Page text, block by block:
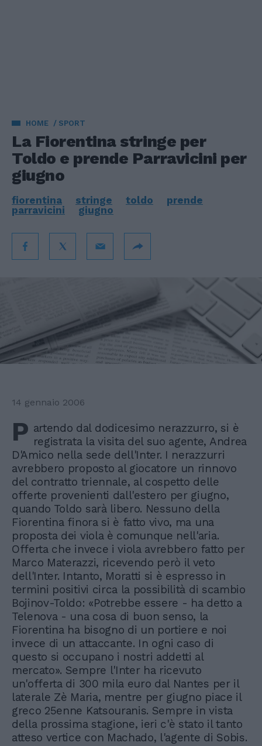
HOME SPORT
La Fiorentina stringe per
Toldo e prende Parravicini per
giugno
fiorentina stringe toldo
prende
parravicini
giugno
14 gennaio 2006
P artendo dal dodicesimo nerazzurro, si è
registrata la visita del suo agente, Andrea
D'Amico nella sede dell'Inter. I nerazzurri
avrebbero proposto al giocatore un rinnovo
del contratto triennale, al cospetto delle
offerte provenienti dall'estero per giugno,
quando Toldo sarà libero. Nessuno della
Fiorentina finora si è fatto vivo, ma una
proposta dei viola è comunque nell'aria.
Offerta che invece i viola avrebbero fatto per
Marco Materazzi, ricevendo però il veto
dell'Inter. Intanto, Moratti si è espresso in
termini positivi circa la possibilità di scambio
Bojinov-Toldo: «Potrebbe essere - ha detto a
Telenova - una cosa di buon senso, la
Fiorentina ha bisogno di un portiere e noi
invece di un attaccante. In ogni caso di
questo si occupano i nostri addetti al
mercato». Sempre l'Inter ha ricevuto
un'offerta di 300 mila euro dal Nantes per il
laterale Zè Maria, mentre per giugno piace il
greco 25enne Katsouranis. Sempre in vista
della prossima stagione, ieri c'è stato il tanto
atteso vertice con Machado, l'agente di Sobis.